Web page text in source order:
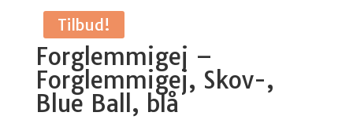
Tilbud!
Forglemmigej –
Forglemmigej, Skov-,
Blue Ball, blå